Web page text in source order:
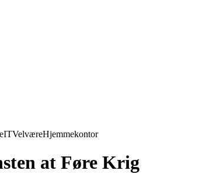
ITVelværeHjemmekontor
at Føre Krig